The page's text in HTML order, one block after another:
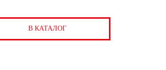
В КАТАЛОГ